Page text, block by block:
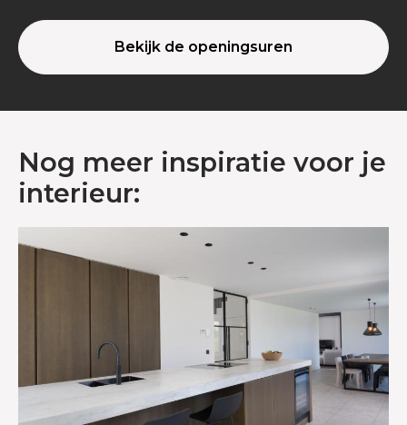
Bekijk de openingsuren
Nog meer inspiratie voor je
interieur: